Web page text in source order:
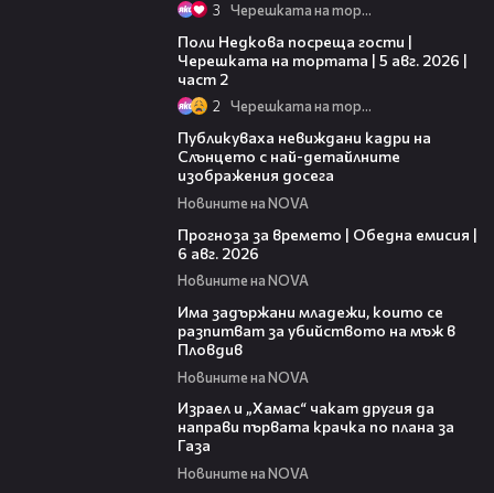
3 Черешката на тортата
Поли Недкова посреща гости |
Черешката на тортата | 5 авг. 2026 |
част 2
2 Черешката на тортата
Публикуваха невиждани кадри на
Слънцето с най-детайлните
изображения досега
Новините на NOVA
Прогноза за времето | Обедна емисия |
6 авг. 2026
Новините на NOVA
Има задържани младежи, които се
разпитват за убийството на мъж в
Пловдив
Новините на NOVA
Израел и „Хамас“ чакат другия да
направи първата крачка по плана за
Газа
Новините на NOVA